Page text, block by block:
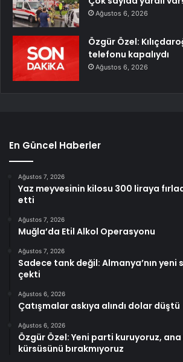
Ağustos 6, 2026
Özgür Özel:
telefonu kapalıydı
Ağustos 6, 2026
En Güncel Haberler
Ağustos 7, 2026
Yaz meyvesinin kilosu 300 liraya
etti
Ağustos 7, 2026
Muğla’da Etil Alkol Operasyonu
Ağustos 7, 2026
Sadece tank değil: Almanya’nın yeni
çekti
Ağustos 6, 2026
Çatışmalar askıya alındı dolar düştü
Ağustos 6, 2026
Özgür Özel: Yeni parti kuruyoruz,
kürsüsünü bırakmıyoruz